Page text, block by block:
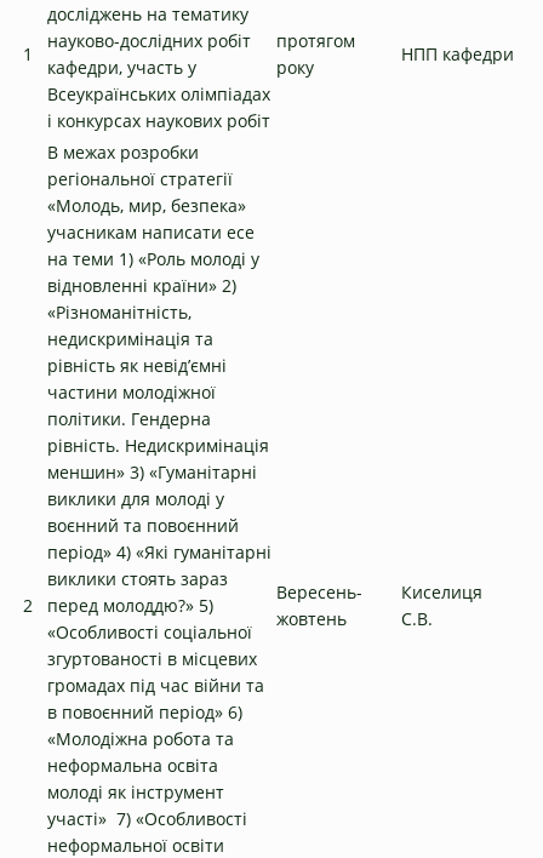
1
досліджень на тематику
науково-дослідних робіт
кафедри, участь у
Всеукраїнських олімпіадах
і конкурсах наукових робіт
протягом
року
НПП кафедри
2
В межах розробки
регіональної стратегії
«Молодь, мир, безпека»
учасникам написати есе
на теми 1) «Роль молоді у
відновленні країни» 2)
«Різноманітність,
недискримінація та
рівність як невід’ємні
частини молодіжної
політики. Гендерна
рівність. Недискримінація
меншин» 3) «Гуманітарні
виклики для молоді у
воєнний та повоєнний
період» 4) «Які гуманітарні
виклики стоять зараз
перед молоддю?» 5)
«Особливості соціальної
згуртованості в місцевих
громадах під час війни та
в повоєнний період» 6)
«Молодіжна робота та
неформальна освіта
молоді як інструмент
участі» 7) «Особливості
неформальної освіти
Вересень-
жовтень
Киселиця
С.В.